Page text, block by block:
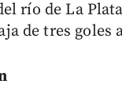
río de La
de tres goles